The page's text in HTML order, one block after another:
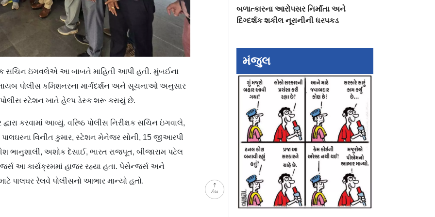
ટોચ
સચિન ઇંગવલેએ આ બાબતે માહિતી આપી હતી. મુંબઈના
પોલીસ કમિશનરના માર્ગદર્શન અને સૂચનાઓ અનુસાર
સ્ટેશન ખાતે હેલ્પ ડેસ્ક શરૂ કરાયું છે.
કરવામાં આવ્યું. વરિષ્ઠ પોલીસ નિરીક્ષક સચિન ઇંગવાલે,
વિનીત કુમાર, સ્ટેશન મેનેજર સોની, 15 જીઆરપી
ભાનુશાલી, અશોક દેસાઈ, ભારત રાજપૂત, બીજારામ પટેલ
આ કાર્યક્રમમાં હાજર રહ્યા હતા. પેસેન્જર્સ અને
પાલઘર રેલવે પોલીસનો આભાર માન્યો હતો.
બળાત્કારના આરોપસર નિર્માતા અને
દિગ્દર્શક શકીલ નૂરાનીની ધરપકડ
મંજુલ